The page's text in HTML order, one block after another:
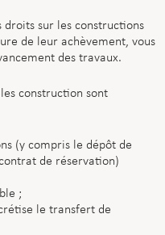
droits sur les constructions
de leur achèvement, vous
des travaux.
construction sont
(y compris le dépôt de
de réservation)
;
le transfert de